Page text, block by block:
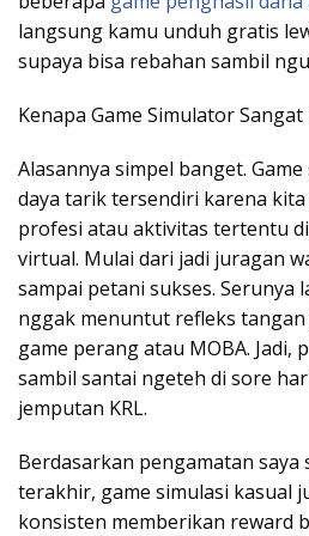
langsung kamu unduh gratis
supaya bisa rebahan sambil
Kenapa Game Simulator
Alasannya simpel banget.
daya tarik tersendiri karena
profesi atau aktivitas tertentu
virtual. Mulai dari jadi juragan
sampai petani sukses. Serunya
nggak menuntut refleks tangan
game perang atau MOBA. Jadi,
sambil santai ngeteh di sore
jemputan KRL.
Berdasarkan pengamatan saya
terakhir, game simulasi kasual
konsisten memberikan reward